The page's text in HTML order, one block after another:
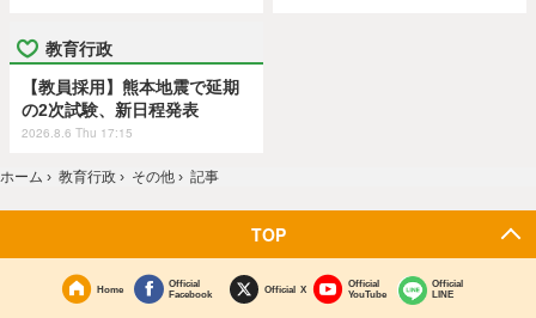
教育行政
【教員採用】熊本地震で延期
の2次試験、新日程発表
2026.8.6 Thu 17:15
ホーム › 教育行政 › その他 › 記事
TOP
Home
Official
Facebook
Official X
Official
YouTube
Official
LINE